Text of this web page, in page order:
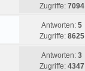
Zugriffe: 7094
Antworten: 5
Zugriffe: 8625
Antworten: 3
Zugriffe: 4347